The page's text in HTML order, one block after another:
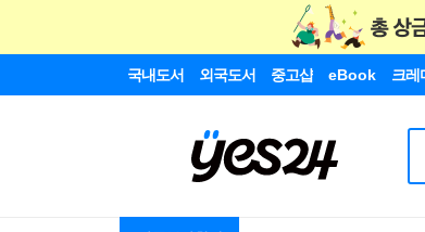
국내도서 외국도서 중고샵 eBook 크레